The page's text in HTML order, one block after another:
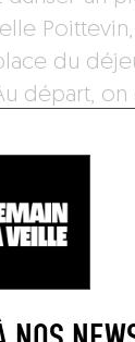
du
départ,
si
dès le
réjouit
pas assez